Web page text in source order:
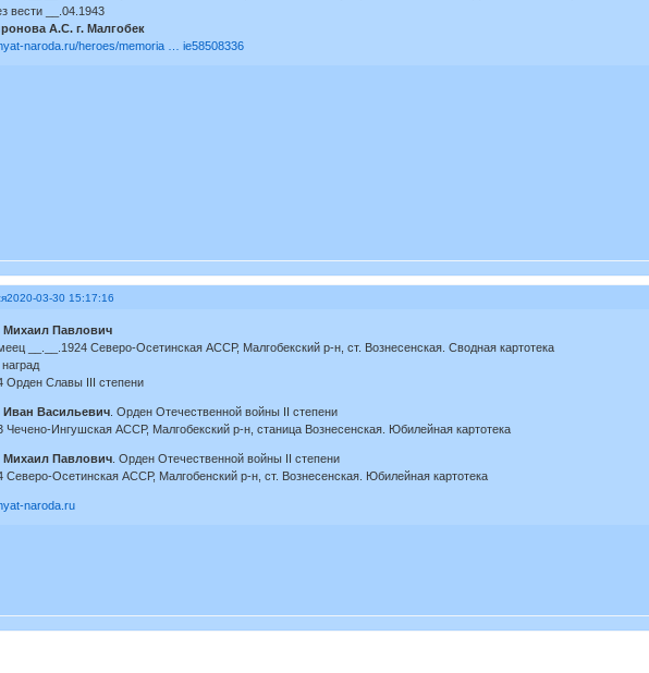
вести __.04.1943
А.С. г. Малгобек
naroda.ru/heroes/memoria … ie58508336
2020-03-30 15:17:16
Павлович
__.__.1924 Северо-Осетинская АССР, Малгобекский р-н, ст. Вознесенская. Сводная картотека
Орден Славы III степени
Васильевич. Орден Отечественной войны II степени
Чечено-Ингушская АССР, Малгобекский р-н, станица Вознесенская. Юбилейная картотека
Павлович. Орден Отечественной войны II степени
Северо-Осетинская АССР, Малгобенский р-н, ст. Вознесенская. Юбилейная картотека
naroda.ru